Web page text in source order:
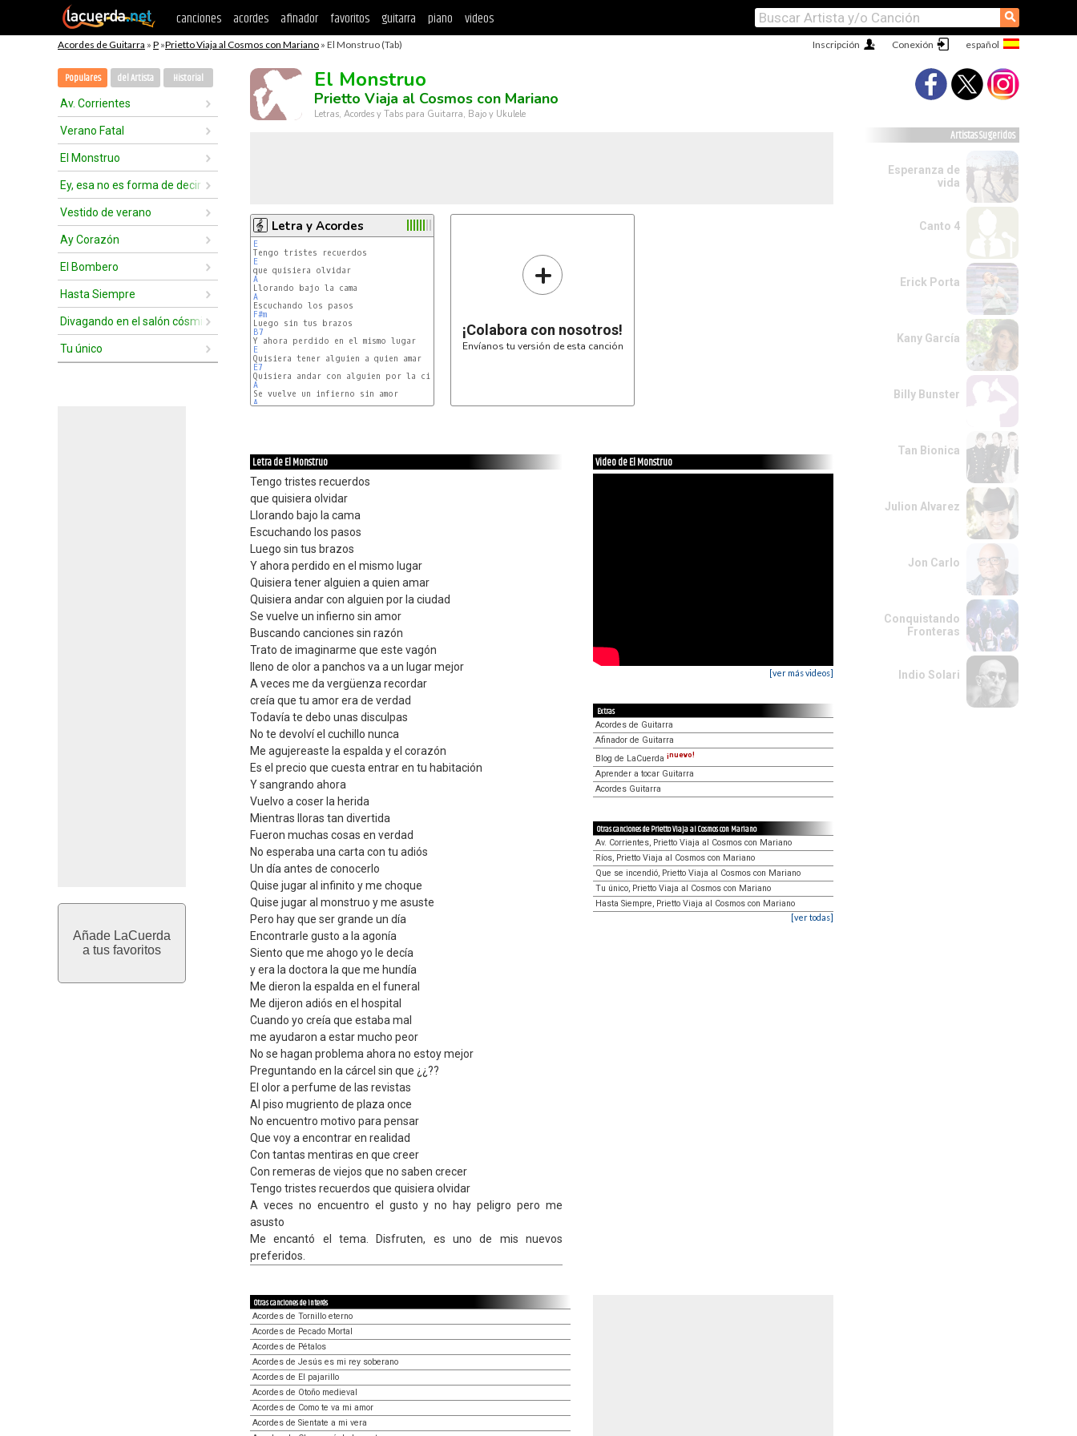
canciones acordes afinador favoritos guitarra piano videos ⚲
Acordes de Guitarra » P »Prietto Viaja al Cosmos con Mariano » El Monstruo (Tab) Conexión
Inscripción
Populares del Artista Historial
Av. Corrientes
Verano Fatal
El Monstruo
Ey, esa no es forma de decir adiós
Vestido de verano
Ay Corazón
El Bombero
Hasta Siempre
Divagando en el salón cósmico
Tu único
Añade LaCuerda
a tus favoritos
El Monstruo
Prietto Viaja al Cosmos con Mariano
Letras, Acordes y Tabs para Guitarra, Bajo y Ukulele
Letra y Acordes
E
E
A
A
F#m
B7
E
E7
A
A
+
¡Colabora con nosotros!
Envíanos tu versión de esta canción
Letra de El Monstruo
Tengo tristes recuerdos
que quisiera olvidar
Llorando bajo la cama
Escuchando los pasos
Luego sin tus brazos
Y ahora perdido en el mismo lugar
Quisiera tener alguien a quien amar
Quisiera andar con alguien por la ciudad
Se vuelve un infierno sin amor
Buscando canciones sin razón
Trato de imaginarme que este vagón
lleno de olor a panchos va a un lugar mejor
A veces me da vergüenza recordar
creía que tu amor era de verdad
Todavía te debo unas disculpas
No te devolví el cuchillo nunca
Me agujereaste la espalda y el corazón
Es el precio que cuesta entrar en tu habitación
Y sangrando ahora
Vuelvo a coser la herida
Mientras lloras tan divertida
Fueron muchas cosas en verdad
No esperaba una carta con tu adiós
Un día antes de conocerlo
Quise jugar al infinito y me choque
Quise jugar al monstruo y me asuste
Pero hay que ser grande un día
Encontrarle gusto a la agonía
Siento que me ahogo yo le decía
y era la doctora la que me hundía
Me dieron la espalda en el funeral
Me dijeron adiós en el hospital
Cuando yo creía que estaba mal
me ayudaron a estar mucho peor
No se hagan problema ahora no estoy mejor
Preguntando en la cárcel sin que ¿¿??
El olor a perfume de las revistas
Al piso mugriento de plaza once
No encuentro motivo para pensar
Que voy a encontrar en realidad
Con tantas mentiras en que creer
Con remeras de viejos que no saben crecer
Tengo tristes recuerdos que quisiera olvidar
A veces no encuentro el gusto y no hay peligro pero me
asusto
Me encantó el tema. Disfruten, es uno de mis nuevos
preferidos.
Video de El Monstruo
[ver más videos]
Extras
Acordes de Guitarra
Afinador de Guitarra
Blog de LaCuerda ¡nuevo!
Aprender a tocar Guitarra
Acordes Guitarra
Otras canciones de Prietto Viaja al Cosmos con Mariano
Av. Corrientes, Prietto Viaja al Cosmos con Mariano
Ríos, Prietto Viaja al Cosmos con Mariano
Que se incendió, Prietto Viaja al Cosmos con Mariano
Tu único, Prietto Viaja al Cosmos con Mariano
Hasta Siempre, Prietto Viaja al Cosmos con Mariano
[ver todas]
Otras canciones de interés
Acordes de Tornillo eterno
Acordes de Pecado Mortal
Acordes de Pétalos
Acordes de Jesús es mi rey soberano
Acordes de El pajarillo
Acordes de Otoño medieval
Acordes de Como te va mi amor
Acordes de Sientate a mi vera
Artistas Sugeridos
Esperanza de
vida
Canto 4
Erick Porta
Kany García
Billy Bunster
Tan Bionica
Julion Alvarez
Jon Carlo
Conquistando
Fronteras
Indio Solari